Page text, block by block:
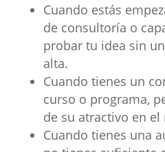
Cuando estás
de consultoría o
probar tu idea sin
alta.
Cuando tienes un
curso o programa,
de su atractivo en el
Cuando tienes una